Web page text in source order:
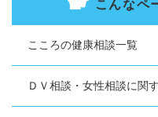
こんなペ
こころの健康相談一覧
ＤＶ相談・女性相談に関